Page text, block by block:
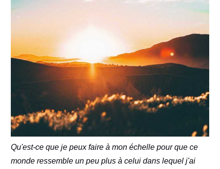
Qu'est-ce que je peux faire à mon échelle pour que ce
monde ressemble un peu plus à celui dans lequel j'ai